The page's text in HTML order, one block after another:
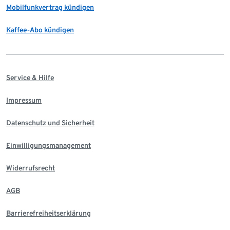
Mobilfunkvertrag kündigen
Kaffee-Abo kündigen
Service & Hilfe
Impressum
Datenschutz und Sicherheit
Einwilligungsmanagement
Widerrufsrecht
AGB
Barrierefreiheitserklärung